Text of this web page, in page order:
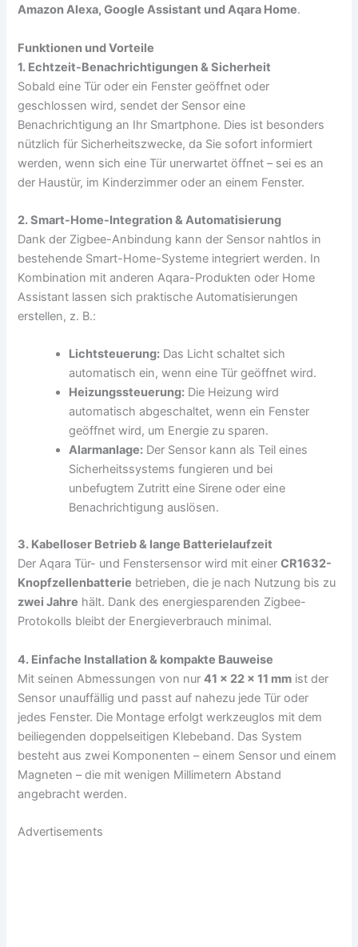
Amazon Alexa, Google Assistant und Aqara Home.
Funktionen und Vorteile
1. Echtzeit-Benachrichtigungen & Sicherheit
Sobald eine Tür oder ein Fenster geöffnet oder
geschlossen wird, sendet der Sensor eine
Benachrichtigung an Ihr Smartphone. Dies ist besonders
nützlich für Sicherheitszwecke, da Sie sofort informiert
werden, wenn sich eine Tür unerwartet öffnet – sei es an
der Haustür, im Kinderzimmer oder an einem Fenster.
2. Smart-Home-Integration & Automatisierung
Dank der Zigbee-Anbindung kann der Sensor nahtlos in
bestehende Smart-Home-Systeme integriert werden. In
Kombination mit anderen Aqara-Produkten oder Home
Assistant lassen sich praktische Automatisierungen
erstellen, z. B.:
Lichtsteuerung: Das Licht schaltet sich
automatisch ein, wenn eine Tür geöffnet wird.
Heizungssteuerung: Die Heizung wird
automatisch abgeschaltet, wenn ein Fenster
geöffnet wird, um Energie zu sparen.
Alarmanlage: Der Sensor kann als Teil eines
Sicherheitssystems fungieren und bei
unbefugtem Zutritt eine Sirene oder eine
Benachrichtigung auslösen.
3. Kabelloser Betrieb & lange Batterielaufzeit
Der Aqara Tür- und Fenstersensor wird mit einerCR1632-
Knopfzellenbatterie betrieben, die je nach Nutzung bis zu
zwei Jahre hält. Dank des energiesparenden Zigbee-
Protokolls bleibt der Energieverbrauch minimal.
4. Einfache Installation & kompakte Bauweise
Mit seinen Abmessungen von nur41 × 22 × 11 mm ist der
Sensor unauffällig und passt auf nahezu jede Tür oder
jedes Fenster. Die Montage erfolgt werkzeuglos mit dem
beiliegenden doppelseitigen Klebeband. Das System
besteht aus zwei Komponenten – einem Sensor und einem
Magneten – die mit wenigen Millimetern Abstand
angebracht werden.
Advertisements